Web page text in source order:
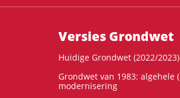
Versies Grondwet
Huidige Grondwet (2022/2023)
Grondwet van 1983: algehele
modernisering